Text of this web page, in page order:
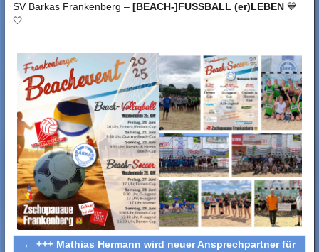
SV Barkas Frankenberg – [BEACH-]FUSSBALL (er)LEBEN💙
🤍
← +++ Mathias Hermann wird neuer Ansprechpartner für